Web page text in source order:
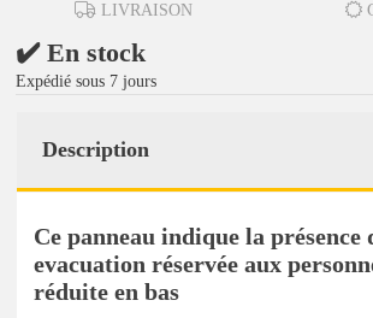
LIVRAISON
✔️ En stock
Expédié sous 7 jours
Description
Ce panneau indique la présence
evacuation réservée aux
réduite en bas